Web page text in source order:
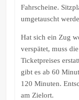
Fahrscheine.
umgetauscht
Hat sich ein Zug
verspätet, muss
Ticketpreises
gibt es ab 60
120 Minuten.
am Zielort.